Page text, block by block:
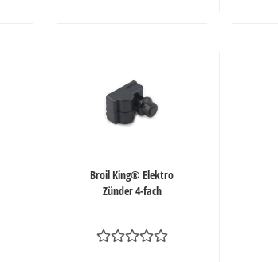
Broil King® Elektro
Zünder 4-fach